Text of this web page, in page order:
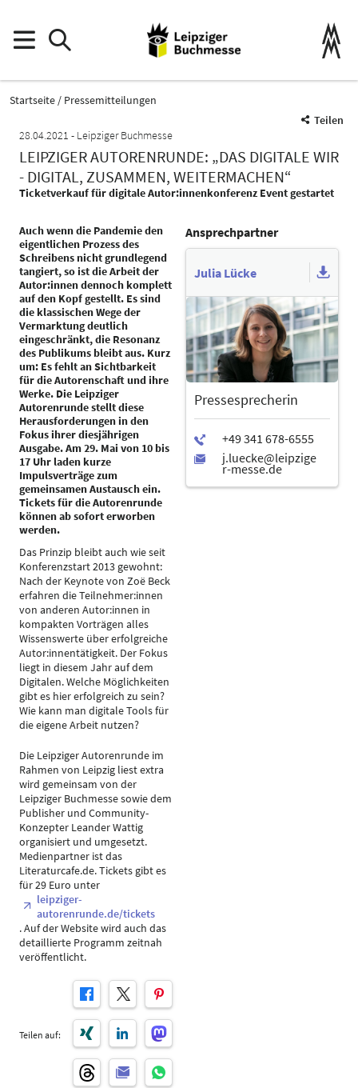
Startseite
Pressemitteilungen
Teilen
28.04.2021
Leipziger Buchmesse
LEIPZIGER AUTORENRUNDE: „DAS DIGITALE WIR
- DIGITAL, ZUSAMMEN, WEITERMACHEN“
Ticketverkauf für digitale Autor:innenkonferenz Event gestartet
Auch wenn die Pandemie den
eigentlichen Prozess des
Schreibens nicht grundlegend
tangiert, so ist die Arbeit der
Autor:innen dennoch komplett
auf den Kopf gestellt. Es sind
die klassischen Wege der
Vermarktung deutlich
eingeschränkt, die Resonanz
des Publikums bleibt aus. Kurz
um: Es fehlt an Sichtbarkeit
für die Autorenschaft und ihre
Werke. Die Leipziger
Autorenrunde stellt diese
Herausforderungen in den
Fokus ihrer diesjährigen
Ausgabe. Am 29. Mai von 10 bis
17 Uhr laden kurze
Impulsverträge zum
gemeinsamen Austausch ein.
Tickets für die Autorenrunde
können ab sofort erworben
werden.
Das Prinzip bleibt auch wie seit
Konferenzstart 2013 gewohnt:
Nach der Keynote von Zoë Beck
erfahren die Teilnehmer:innen
von anderen Autor:innen in
kompakten Vorträgen alles
Wissenswerte über erfolgreiche
Autor:innentätigkeit. Der Fokus
liegt in diesem Jahr auf dem
Digitalen. Welche Möglichkeiten
gibt es hier erfolgreich zu sein?
Wie kann man digitale Tools für
die eigene Arbeit nutzen?
Die Leipziger Autorenrunde im
Rahmen von Leipzig liest extra
wird gemeinsam von der
Leipziger Buchmesse sowie dem
Publisher und Community-
Konzepter Leander Wattig
organisiert und umgesetzt.
Medienpartner ist das
Literaturcafe.de. Tickets gibt es
für 29 Euro unter
leipziger-
autorenrunde.de/tickets
. Auf der Website wird auch das
detaillierte Programm zeitnah
veröffentlicht.
Teilen auf:
Ansprechpartner
Julia Lücke
Pressesprecherin